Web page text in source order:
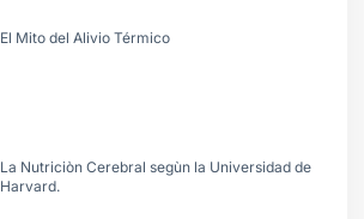
El Mito del Alivio Térmico
La Nutriciòn Cerebral segùn la Universidad de
Harvard.